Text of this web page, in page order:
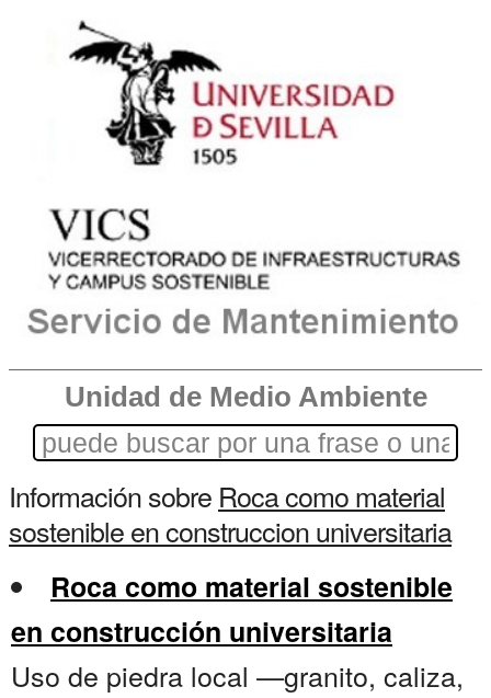
Unidad de Medio Ambiente
Información sobre Roca como material
sostenible en construccion universitaria
Roca como material sostenible
en construcción universitaria
Uso de piedra local —granito, caliza,